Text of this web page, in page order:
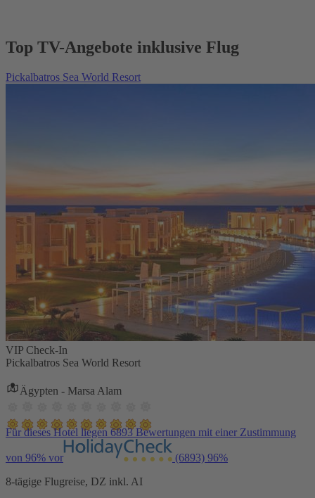
Top TV-Angebote inklusive Flug
Pickalbatros Sea World Resort
VIP Check-In
Pickalbatros Sea World Resort
Ägypten - Marsa Alam
Für dieses Hotel liegen 6893 Bewertungen mit einer Zustimmung
von 96% vor (6893) 96%
8-tägige Flugreise, DZ inkl. AI